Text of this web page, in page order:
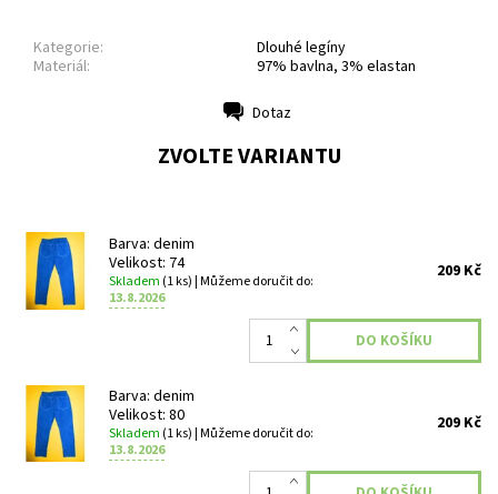
Kategorie:
Dlouhé legíny
Materiál:
97% bavlna, 3% elastan
Dotaz
ZVOLTE VARIANTU
Barva: denim
Velikost: 74
Skladem (1 ks)| Můžeme doručit do:
13.8.2026
209 Kč
Barva: denim
Velikost: 80
Skladem (1 ks)| Můžeme doručit do:
13.8.2026
209 Kč